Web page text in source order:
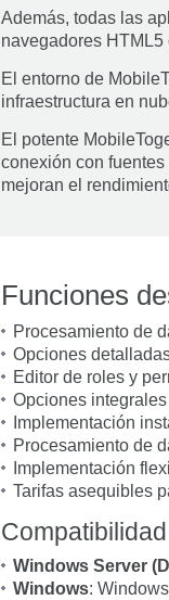
Además, todas las
navegadores
El entorno de
infraestructura en
El potente
conexión con
mejoran el
Funciones
Procesamiento de
Opciones
Editor de roles y
Opciones
Implementación
Procesamiento de
Implementación
Tarifas asequibles
Windows Server
Windows: